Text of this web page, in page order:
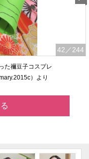
42 ／244
た禰豆子コスプレ
）より